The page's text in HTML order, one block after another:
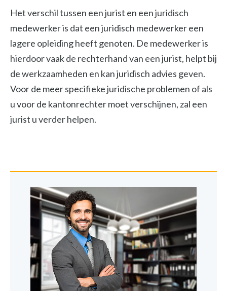
Het verschil tussen een jurist en een juridisch
medewerker is dat een juridisch medewerker een
lagere opleiding heeft genoten. De medewerker is
hierdoor vaak de rechterhand van een jurist, helpt bij
de werkzaamheden en kan juridisch advies geven.
Voor de meer specifieke juridische problemen of als
u voor de kantonrechter moet verschijnen, zal een
jurist u verder helpen.